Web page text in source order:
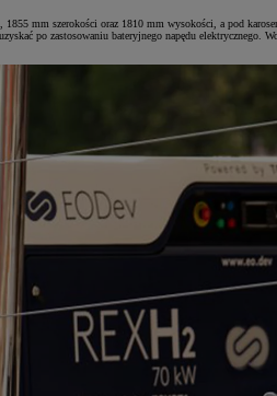
mm szerokości oraz 1810 mm wysokości, a pod
po zastosowaniu bateryjnego napędu